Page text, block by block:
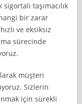
taşımacılık
bir zarar
ve eksiksiz
sürecinde
müşteri
Sizlerin
için sürekli